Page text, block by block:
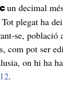
un decimal
plegat ha
se, població
com pot ser
on hi ha
.